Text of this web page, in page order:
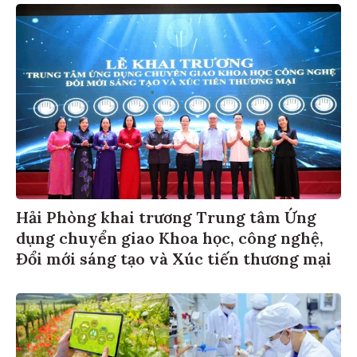
Hải Phòng khai trương Trung tâm Ứng
dụng chuyển giao Khoa học, công nghệ,
Đổi mới sáng tạo và Xúc tiến thương mại